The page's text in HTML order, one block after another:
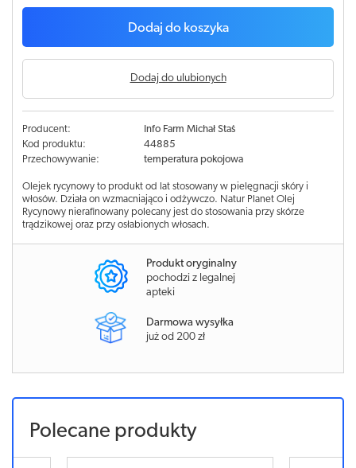
Dodaj do koszyka
Dodaj do ulubionych
Producent:
Info Farm Michał Staś
Kod produktu:
44885
Przechowywanie:
temperatura pokojowa
Olejek rycynowy to produkt od lat stosowany w pielęgnacji skóry i
włosów. Działa on wzmacniająco i odżywczo. Natur Planet Olej
Rycynowy nierafinowany polecany jest do stosowania przy skórze
trądzikowej oraz przy osłabionych włosach.
Produkt oryginalny
pochodzi z legalnej
apteki
Darmowa wysyłka
już od 200 zł
Polecane produkty